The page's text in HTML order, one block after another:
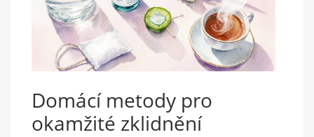
Domácí metody pro
okamžité zklidnění